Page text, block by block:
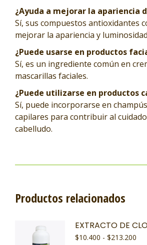
¿Ayuda a mejorar la apariencia
Sí, sus compuestos antioxidantes
mejorar la apariencia y
¿Puede usarse en productos
Sí, es un ingrediente común en
mascarillas faciales.
¿Puede utilizarse en productos
Sí, puede incorporarse en
capilares para contribuir al
cabelludo.
Productos relacionados
EXTRACTO DE
$10.400 - $213.200